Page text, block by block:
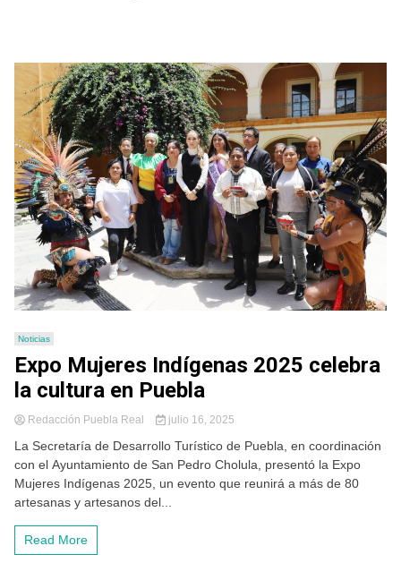
Noticias
Expo Mujeres Indígenas 2025 celebra
la cultura en Puebla
Redacción Puebla Real julio 16, 2025
La Secretaría de Desarrollo Turístico de Puebla, en coordinación
con el Ayuntamiento de San Pedro Cholula, presentó la Expo
Mujeres Indígenas 2025, un evento que reunirá a más de 80
artesanas y artesanos del...
Read More